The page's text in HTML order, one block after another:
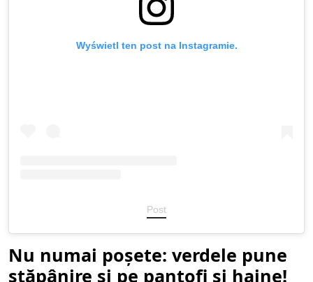
Wyświetl ten post na Instagramie.
Post
Nu numai poșete: verdele pune
stăpânire și pe pantofi și haine!